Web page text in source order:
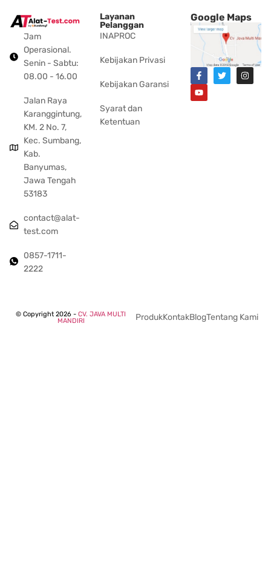
Jam
Operasional.
Senin - Sabtu:
08.00 - 16.00
Jalan Raya
Karanggintung,
KM. 2 No. 7,
Kec. Sumbang,
Kab.
Banyumas,
Jawa Tengah
53183
contact@alat-
test.com
0857-1711-
2222
Layanan
Pelanggan
INAPROC
Kebijakan Privasi
Kebijakan Garansi
Syarat dan
Ketentuan
Google Maps
© Copyright 2026 - CV. JAVA MULTI
MANDIRI
ProdukKontakBlogTentang Kami